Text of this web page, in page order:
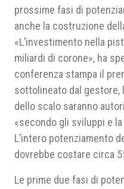
prossime fasi di
anche la costruzione
«L’investimento nella
miliardi di corone», ha
conferenza stampa il
sottolineato dal gestore,
dello scalo saranno
«secondo gli sviluppi e
L’intero potenziamento
dovrebbe costare circa
Le prime due fasi di